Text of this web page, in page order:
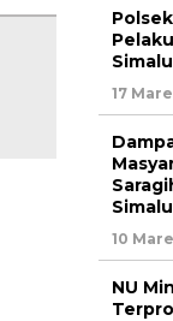
17
10
NU